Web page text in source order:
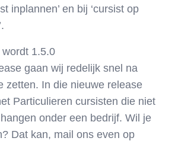
inplannen’ en bij ‘cursist op
1.5.0
gaan wij redelijk snel na
zetten. In die nieuwe release
Particulieren cursisten die niet
onder een bedrijf. Wil je
Dat kan, mail ons even op